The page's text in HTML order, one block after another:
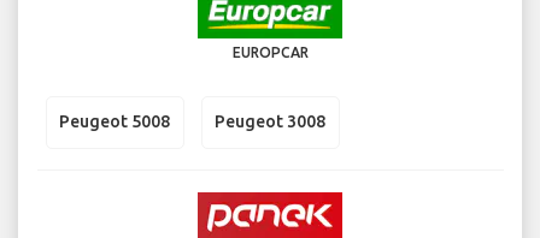
EUROPCAR
Peugeot 5008 Peugeot 3008